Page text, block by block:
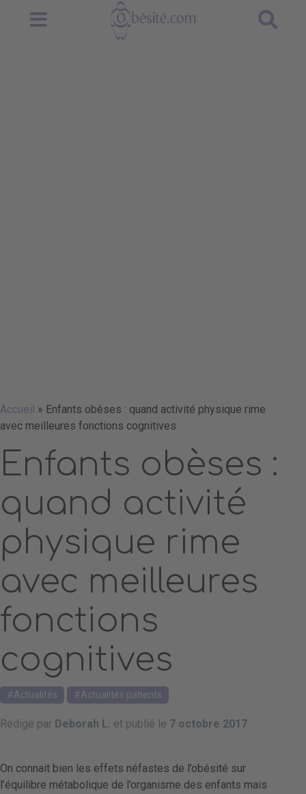
Accueil » Enfants obèses : quand activité physique rime
avec meilleures fonctions cognitives
Enfants obèses :
quand activité
physique rime
avec meilleures
fonctions
cognitives
Actualités Actualités patients
Rédigé par Deborah L. et publié le 7 octobre 2017
On connait bien les effets néfastes de l’obésité sur
l’équilibre métabolique de l’organisme des enfants mais